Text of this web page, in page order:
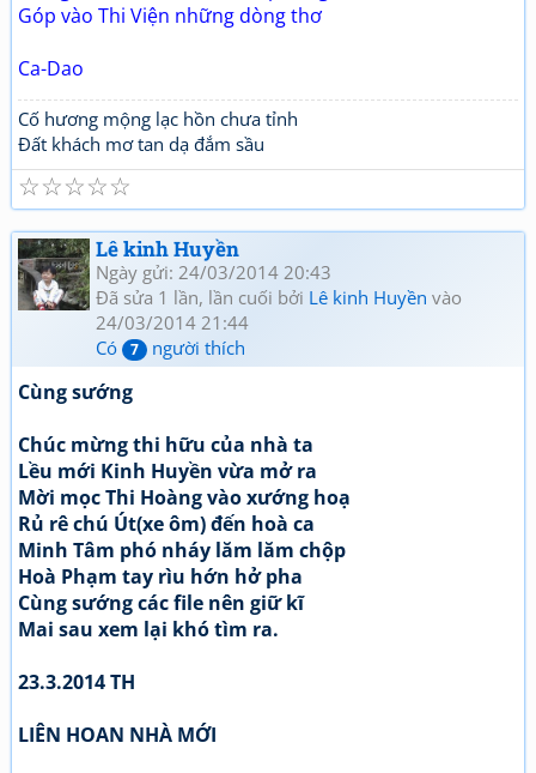
Góp vào Thi Viện những dòng thơ
Ca-Dao
Cố hương mộng lạc hồn chưa tỉnh
Đất khách mơ tan dạ đắm sầu
☆
☆
☆
☆
☆
Lê kinh Huyền
Ngày gửi: 24/03/2014 20:43
Đã sửa 1 lần, lần cuối bởi Lê kinh Huyền vào
24/03/2014 21:44
Có
7 người thích
Cùng sướng
Chúc mừng thi hữu của nhà ta
Lều mới Kinh Huyền vừa mở ra
Mời mọc Thi Hoàng vào xướng hoạ
Rủ rê chú Út(xe ôm) đến hoà ca
Minh Tâm phó nháy lăm lăm chộp
Hoà Phạm tay rìu hớn hở pha
Cùng sướng các file nên giữ kĩ
Mai sau xem lại khó tìm ra.
23.3.2014 TH
LIÊN HOAN NHÀ MỚI